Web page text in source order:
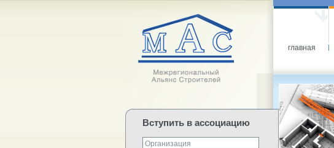
главная
Вступить в ассоциацию